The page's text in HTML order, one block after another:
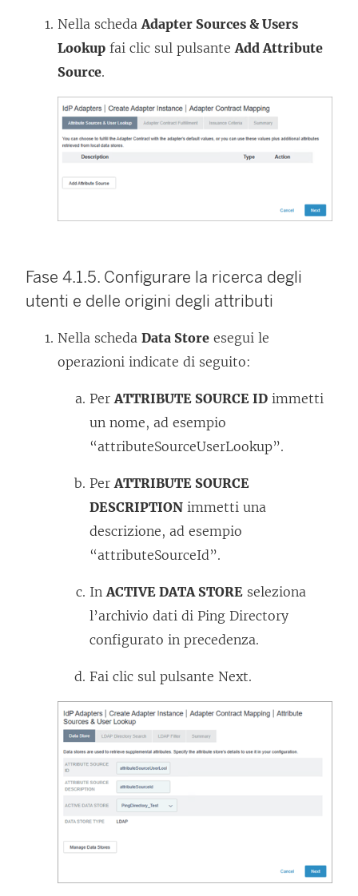
Nella schedaAdapter Sources & Users
Lookup fai clic sul pulsanteAdd Attribute
Source.
Fase 4.1.5. Configurare la ricerca degli
utenti e delle origini degli attributi
Nella scheda Data Store esegui le
operazioni indicate di seguito:
Per ATTRIBUTE SOURCE ID immetti
un nome, ad esempio
“attributeSourceUserLookup”.
Per ATTRIBUTE SOURCE
DESCRIPTION immetti una
descrizione, ad esempio
“attributeSourceId”.
In ACTIVE DATA STORE seleziona
l’archivio dati di Ping Directory
configurato in precedenza.
Fai clic sul pulsante Next.